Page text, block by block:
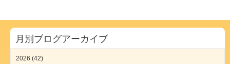
月別ブログアーカイブ
2026 (42)